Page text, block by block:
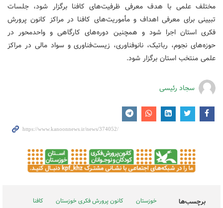
مختلف علمی با هدف معرفی ظرفیت‌های کافنا برگزار شود، جلسات
تبیینی برای معرفی اهداف و مأموریت‌های کافنا در مراکز کانون پرورش
فکری استان اجرا شود و همچنین دوره‌های کارگاهی و واحدمحور در
حوزه‌های نجوم، رباتیک، نانوفناوری، زیست‌فناوری و سواد مالی در مراکز
علمی منتخب استان برگزار شود.
سجاد رئیسی
برچسب‌ها خوزستان کانون پرورش فکری خوزستان کافنا